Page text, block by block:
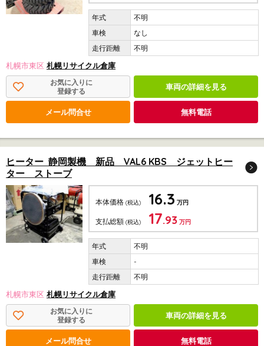
不明
なし
不明
札幌市東区 札幌リサイクル倉庫
お気に入りに
登録する
車両の詳細を見る
メール問合せ 無料電話
ヒーター 静岡製機 新品 VAL6 KBS ジェットヒー
ター ストーブ
本体価格 (税込) 16.3 万円
支払総額 (税込) 17.93 万円
不明
-
不明
札幌市東区 札幌リサイクル倉庫
お気に入りに
登録する
車両の詳細を見る
メール問合せ 無料電話